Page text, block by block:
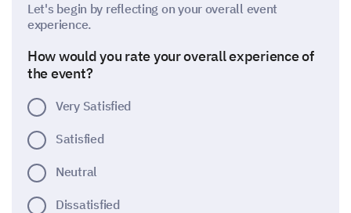
Let's begin by reflecting on your overall event
experience.
How would you rate your overall experience of
the event?
Very Satisfied
Satisfied
Neutral
Dissatisfied